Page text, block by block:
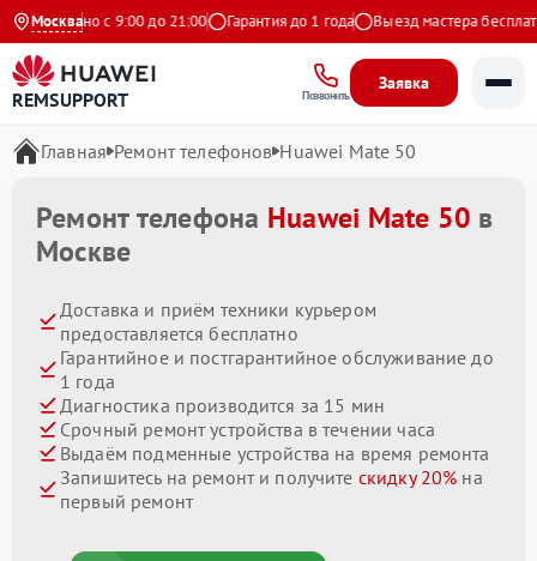
Москвас 9:00 до 21:00 Гарантия до 1 года Выезд мастера бесплатно
REMSUPPORT Позвонить
Заявка
Главная Ремонт телефонов Huawei Mate 50
Ремонт телефона Huawei Mate 50 в
Москве
Доставка и приём техники курьером
предоставляется бесплатно
Гарантийное и постгарантийное обслуживание до
1 года
Диагностика производится за 15 мин
Срочный ремонт устройства в течении часа
Выдаём подменные устройства на время ремонта
Запишитесь на ремонт и получите скидку 20% на
первый ремонт